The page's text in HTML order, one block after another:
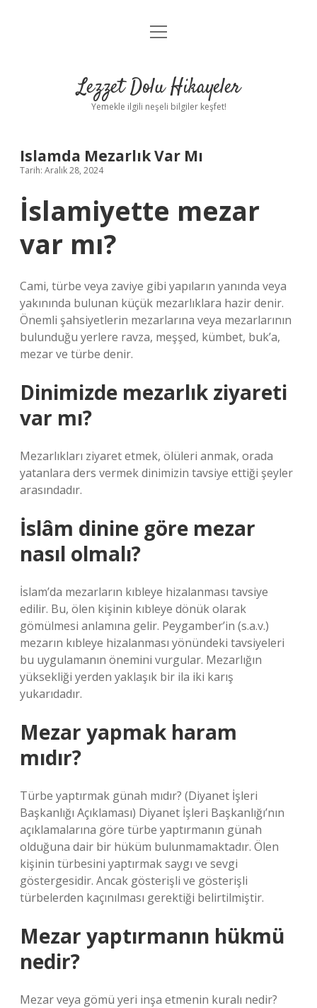
Anasayfa
Yasal Uyarı
menüyü
Lezzet Dolu Hikayeler
Yemekle ilgili neşeli bilgiler keşfet!
Islamda Mezarlık Var Mı
Tarih: Aralık 28, 2024
İslamiyette mezar
var mı?
Cami, türbe veya zaviye gibi yapıların yanında veya
yakınında bulunan küçük mezarlıklara hazir denir.
Önemli şahsiyetlerin mezarlarına veya mezarlarının
bulunduğu yerlere ravza, meşşed, kümbet, buk’a,
mezar ve türbe denir.
Dinimizde mezarlık ziyareti
var mı?
Mezarlıkları ziyaret etmek, ölüleri anmak, orada
yatanlara ders vermek dinimizin tavsiye ettiği şeyler
arasındadır.
İslâm dinine göre mezar
nasıl olmalı?
İslam’da mezarların kıbleye hizalanması tavsiye
edilir. Bu, ölen kişinin kıbleye dönük olarak
gömülmesi anlamına gelir. Peygamber’in (s.a.v.)
mezarın kıbleye hizalanması yönündeki tavsiyeleri
bu uygulamanın önemini vurgular. Mezarlığın
yüksekliği yerden yaklaşık bir ila iki karış
yukarıdadır.
Mezar yapmak haram
mıdır?
Türbe yaptırmak günah mıdır? (Diyanet İşleri
Başkanlığı Açıklaması) Diyanet İşleri Başkanlığı’nın
açıklamalarına göre türbe yaptırmanın günah
olduğuna dair bir hüküm bulunmamaktadır. Ölen
kişinin türbesini yaptırmak saygı ve sevgi
göstergesidir. Ancak gösterişli ve gösterişli
türbelerden kaçınılması gerektiği belirtilmiştir.
Mezar yaptırmanın hükmü
nedir?
Mezar veya gömü yeri inşa etmenin kuralı nedir?